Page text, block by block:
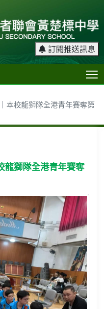
訂閱推送訊息
本校龍獅隊全港青年賽奪第
龍獅隊全港青年賽奪